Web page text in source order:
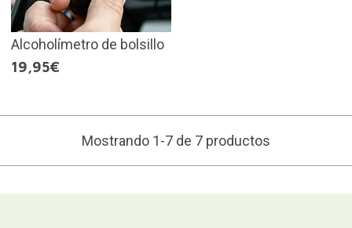
Alcoholímetro de bolsillo
19,95€
Mostrando 1-7 de 7 productos